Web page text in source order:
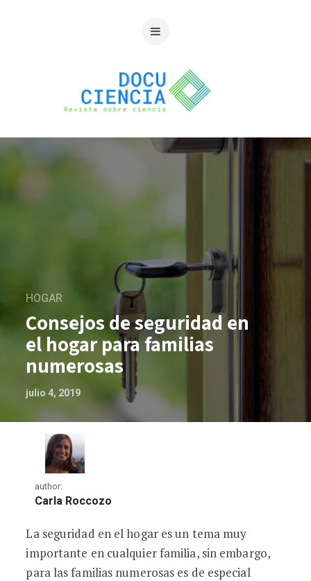
HOGAR
Consejos de seguridad en
el hogar para familias
numerosas
julio 4, 2019
author:
Carla Roccozo
Consejos de seguridad en el hogar
La seguridad en el hogar es un tema muy
importante en cualquier familia, sin embargo,
para las familias numerosas es de especial